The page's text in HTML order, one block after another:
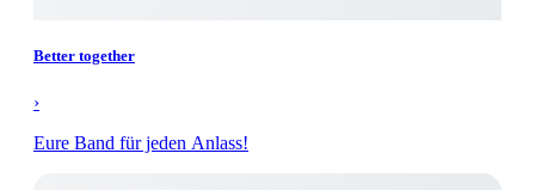
Better together
›
Eure Band für jeden Anlass!